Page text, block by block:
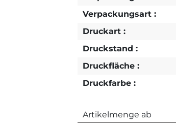
Verpackungsart :
Druckart :
Druckstand :
Druckfläche :
Druckfarbe :
Artikelmenge ab